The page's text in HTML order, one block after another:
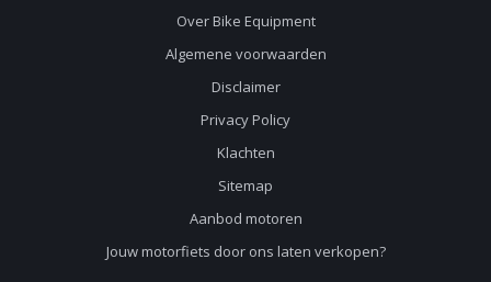
Over Bike Equipment
Algemene voorwaarden
Disclaimer
Privacy Policy
Klachten
Sitemap
Aanbod motoren
Jouw motorfiets door ons laten verkopen?